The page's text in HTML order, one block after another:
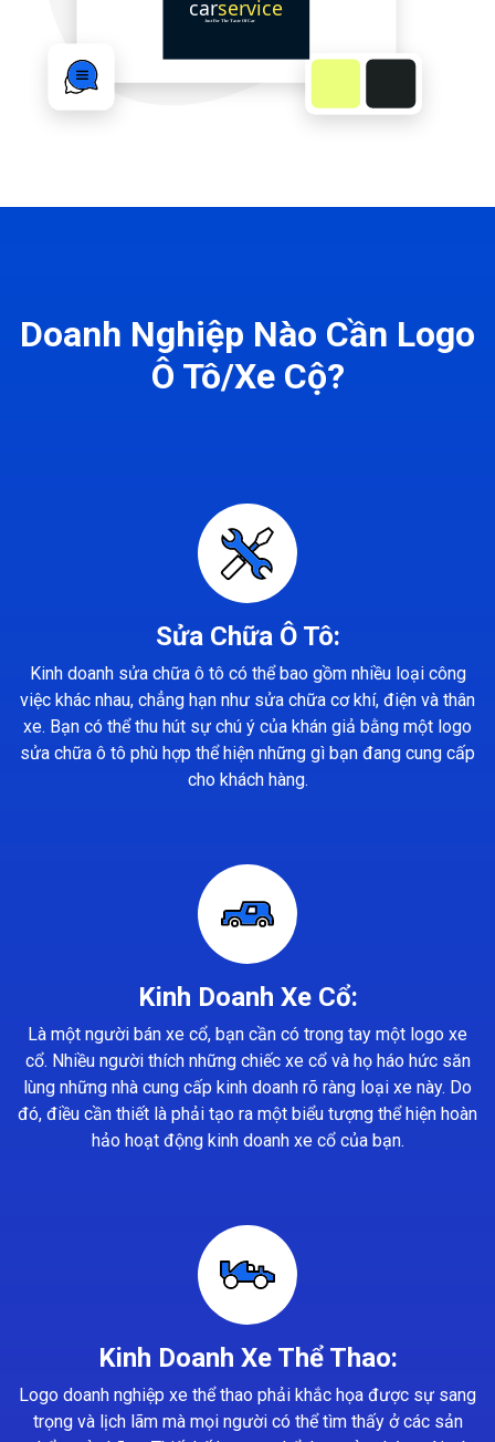
Doanh Nghiệp Nào Cần Logo
Ô Tô/Xe Cộ?
Sửa Chữa Ô Tô:
Kinh doanh sửa chữa ô tô có thể bao gồm nhiều loại công
việc khác nhau, chẳng hạn như sửa chữa cơ khí, điện và thân
xe. Bạn có thể thu hút sự chú ý của khán giả bằng một logo
sửa chữa ô tô phù hợp thể hiện những gì bạn đang cung cấp
cho khách hàng.
Kinh Doanh Xe Cổ:
Là một người bán xe cổ, bạn cần có trong tay một logo xe
cổ. Nhiều người thích những chiếc xe cổ và họ háo hức săn
lùng những nhà cung cấp kinh doanh rõ ràng loại xe này. Do
đó, điều cần thiết là phải tạo ra một biểu tượng thể hiện hoàn
hảo hoạt động kinh doanh xe cổ của bạn.
Kinh Doanh Xe Thể Thao:
Logo doanh nghiệp xe thể thao phải khắc họa được sự sang
trọng và lịch lãm mà mọi người có thể tìm thấy ở các sản